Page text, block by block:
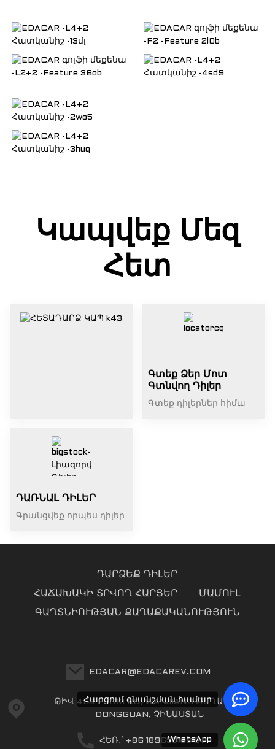
Հարցում գնանշման համար
WhatsApp
Կապվեք Մեզ
Հետ
Գտեք Ձեր Մոտ
Գտնվող Դիլեր
Գտեք դիլերներ հիմա
ԴԱՌՆԱԼ ԴԻԼԵՐ
Գրանցվեք որպես դիլեր
ԴԱՐՁԵՔ ԴԻԼԵՐ
ՀԱՃԱԽԱԿԻ ՏՐՎՈՂ ՀԱՐՑԵՐ ՄԱՄՈՒԼ
ԳԱՂՏՆԻՈՒԹՅԱՆ ՔԱՂԱՔԱԿԱՆՈՒԹՅՈՒՆ
EDACAR@EDACAREV.COM
ԹԻՎ 462 FENXI RD, WANJIANG ԹԱՂԱՄԱՍ,
DONGGUAN, ՉԻՆԱՍՏԱՆ
ՀԵՌ․՝ +86 18965816319